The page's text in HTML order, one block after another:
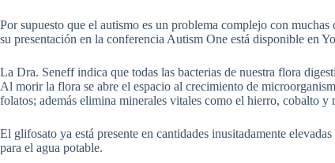
Por supuesto que el autismo es un problema complejo con
su presentación en la conferencia Autism One está disponible en
La Dra. Seneff indica que todas las bacterias de nuestra flora
Al morir la flora se abre el espacio al crecimiento de
folatos; además elimina minerales vitales como el hierro, cobalto y
El glifosato ya está presente en cantidades inusitadamente
para el agua potable.